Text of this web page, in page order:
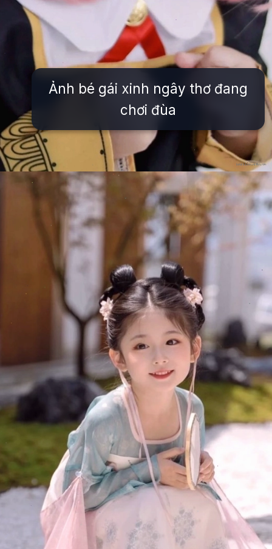
Ảnh bé gái xinh ngây thơ đang
chơi đùa
Đang mở https://issiloo.edu.vn/hinh-anh-be-gai-dang-yeu